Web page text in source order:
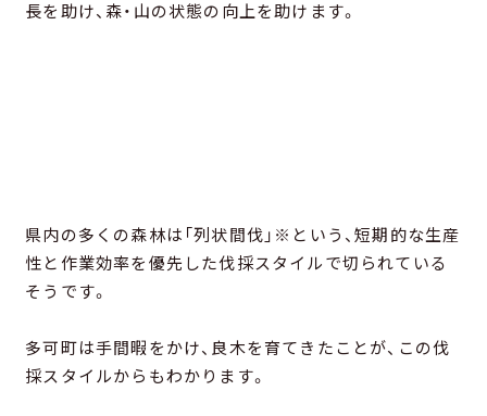
長を助け、森・山の状態の向上を助けます。
県内の多くの森林は「列状間伐」※という、短期的な生産
性と作業効率を優先した伐採スタイルで切られている
そうです。
多可町は手間暇をかけ、良木を育てきたことが、この伐
採スタイルからもわかります。